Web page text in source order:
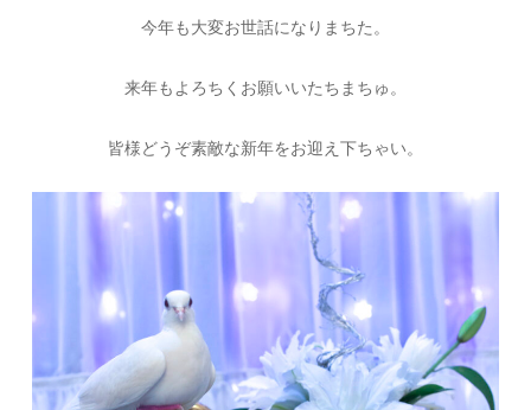
今年も大変お世話になりまちた。
来年もよろちくお願いいたちまちゅ。
皆様どうぞ素敵な新年をお迎え下ちゃい。